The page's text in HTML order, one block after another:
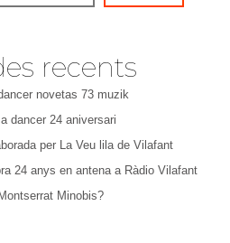
recents
novetas 73 muzik
dancer 24 aniversari
per La Veu lila de Vilafant
24 anys en antena a Ràdio Vilafant
Minobis?